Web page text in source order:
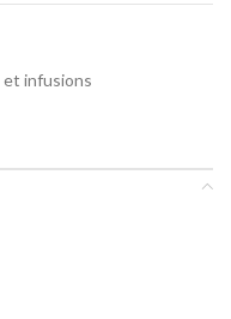
et infusions